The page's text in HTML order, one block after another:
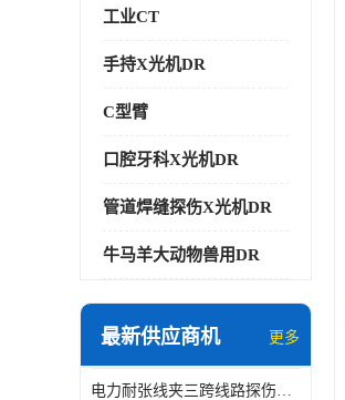
工业CT
手持X光机DR
C型臂
口腔牙科X光机DR
管道焊缝探伤X光机DR
牛马羊大动物兽用DR
最新供应商机 更多
电力耐张线夹三跨线路探伤仪X射线机DR成像检测系统